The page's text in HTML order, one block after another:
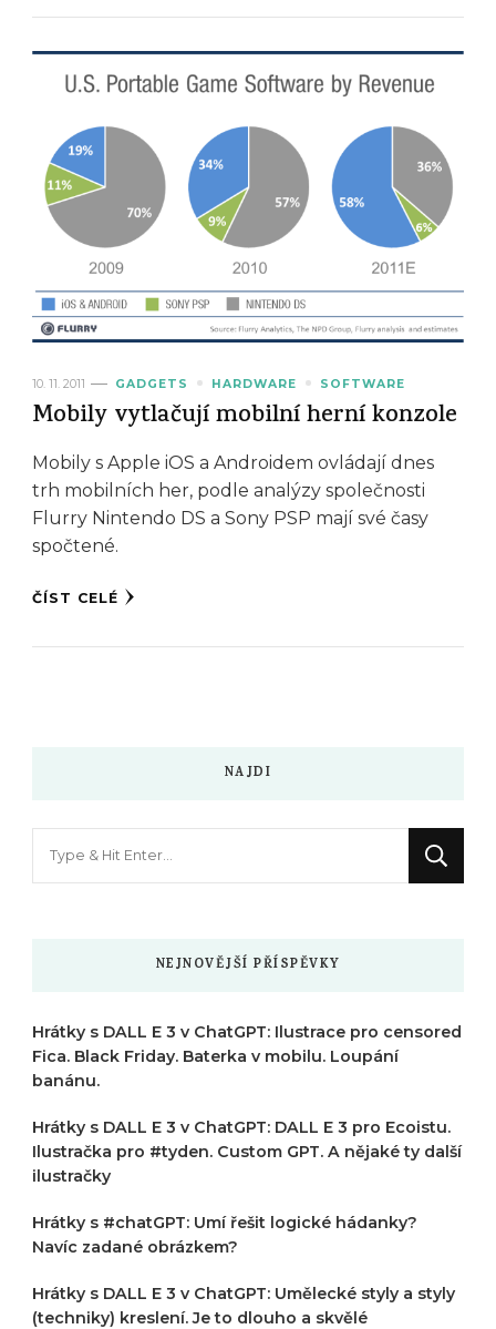
10. 11. 2011 GADGETS HARDWARE SOFTWARE
Mobily vytlačují mobilní herní konzole
Mobily s Apple iOS a Androidem ovládají dnes
trh mobilních her, podle analýzy společnosti
Flurry Nintendo DS a Sony PSP mají své časy
spočtené.
ČÍST CELÉ
NAJDI
NEJNOVĚJŠÍ PŘÍSPĚVKY
Hrátky s DALL E 3 v ChatGPT: Ilustrace pro censored
Fica. Black Friday. Baterka v mobilu. Loupání
banánu.
Hrátky s DALL E 3 v ChatGPT: DALL E 3 pro Ecoistu.
Ilustračka pro #tyden. Custom GPT. A nějaké ty další
ilustračky
Hrátky s #chatGPT: Umí řešit logické hádanky?
Navíc zadané obrázkem?
Hrátky s DALL E 3 v ChatGPT: Umělecké styly a styly
(techniky) kreslení. Je to dlouho a skvělé